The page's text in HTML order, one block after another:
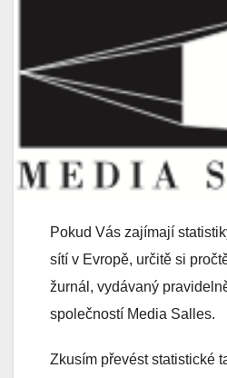
Pokud Vás zajímají
sítí v Evropě, určitě si
žurnál, vydávaný
společností Media Salles.
Zkusím převést statistické